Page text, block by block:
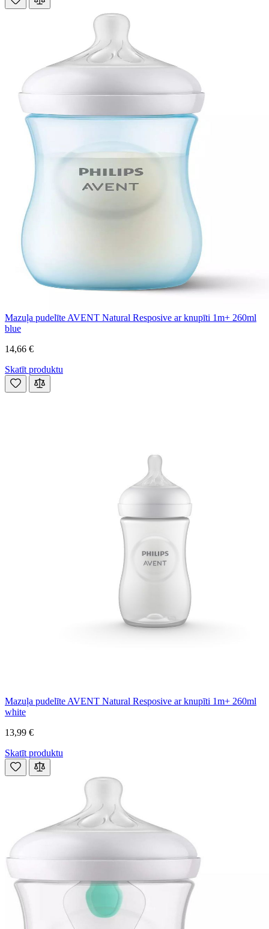
Mazuļa pudelīte AVENT Natural Resposive ar knupīti 1m+ 260ml
blue
14,66 €
Skatīt produktu
Mazuļa pudelīte AVENT Natural Resposive ar knupīti 1m+ 260ml
white
13,99 €
Skatīt produktu